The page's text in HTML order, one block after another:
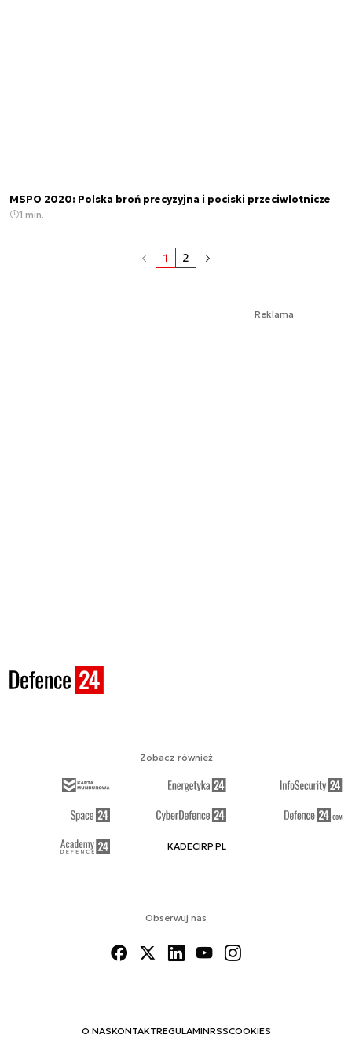
MSPO 2020: Polska broń precyzyjna i pociski przeciwlotnicze
1 min.
1 2
Reklama
Obserwuj nas
O NASKONTAKTREGULAMINRSSCOOKIES
Zobacz również
KADECIRP.PL